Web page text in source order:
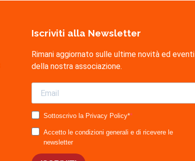
Iscriviti alla Newsletter
Rimani aggiornato sulle ultime novità ed eventi
della nostra associazione.
Sottoscrivo la Privacy Policy*
Accetto le condizioni generali e di ricevere le
newsletter